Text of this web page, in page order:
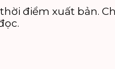
điểm xuất bản.